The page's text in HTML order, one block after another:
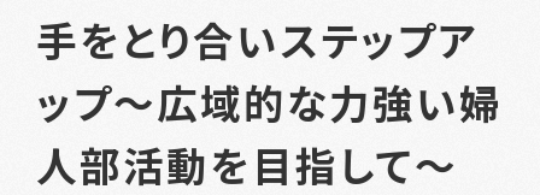
手をとり合いステップア
ップ～広域的な力強い婦
人部活動を目指して～